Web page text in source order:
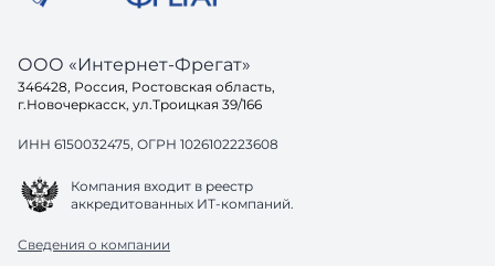
ООО «Интернет-Фрегат»
346428, Россия, Ростовская область,
г.Новочеркасск, ул.Троицкая 39/166
ИНН 6150032475, ОГРН 1026102223608
Компания входит в реестр
аккредитованных ИТ-компаний.
Сведения о компании